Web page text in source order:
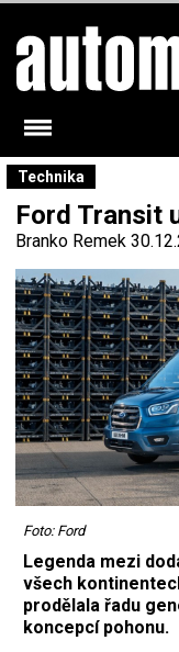
Technika
Ford Transit
Branko Remek
Foto: Ford
Legenda mezi
všech
prodělala řadu
koncepcí pohonu.